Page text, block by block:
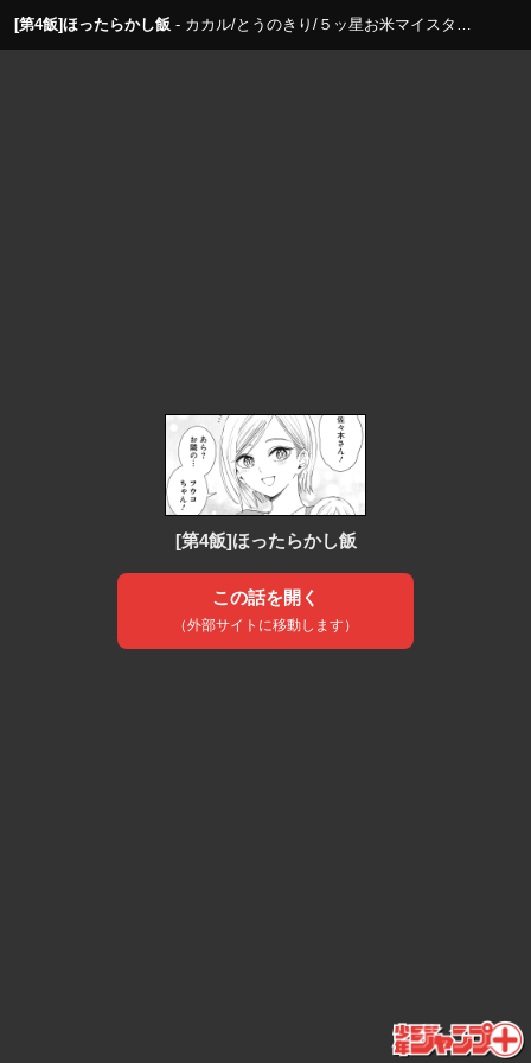
[第4飯]ほったらかし飯 カカル/とうのきり/５ッ星お米マイスター澁谷梨絵
[第4飯]ほったらかし飯
この話を開く
（外部サイトに移動します）